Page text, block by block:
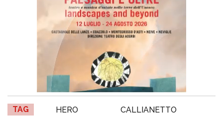
TAG HERO
CALLIANETTO